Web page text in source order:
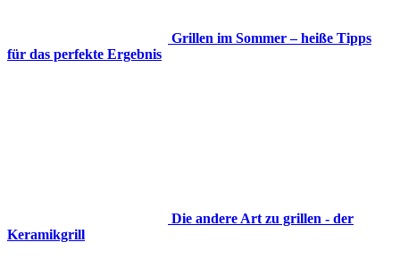
Grillen im Sommer – heiße Tipps
für das perfekte Ergebnis
Die andere Art zu grillen - der
Keramikgrill